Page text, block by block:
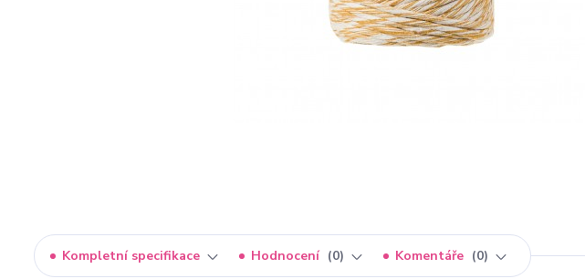
Kompletní specifikace Hodnocení 0 Komentáře 0